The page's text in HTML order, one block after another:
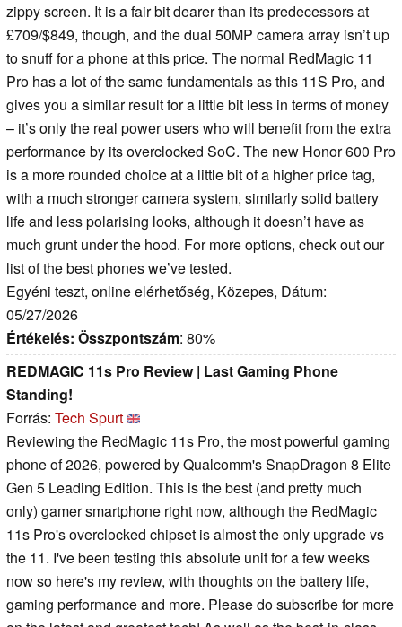
zippy screen. It is a fair bit dearer than its predecessors at
£709/$849, though, and the dual 50MP camera array isn’t up
to snuff for a phone at this price. The normal RedMagic 11
Pro has a lot of the same fundamentals as this 11S Pro, and
gives you a similar result for a little bit less in terms of money
– it’s only the real power users who will benefit from the extra
performance by its overclocked SoC. The new Honor 600 Pro
is a more rounded choice at a little bit of a higher price tag,
with a much stronger camera system, similarly solid battery
life and less polarising looks, although it doesn’t have as
much grunt under the hood. For more options, check out our
list of the best phones we’ve tested.
Egyéni teszt, online elérhetőség, Közepes, Dátum:
05/27/2026
Értékelés: Összpontszám: 80%
REDMAGIC 11s Pro Review | Last Gaming Phone
Standing!
Forrás: Tech Spurt
Reviewing the RedMagic 11s Pro, the most powerful gaming
phone of 2026, powered by Qualcomm's SnapDragon 8 Elite
Gen 5 Leading Edition. This is the best (and pretty much
only) gamer smartphone right now, although the RedMagic
11s Pro's overclocked chipset is almost the only upgrade vs
the 11. I've been testing this absolute unit for a few weeks
now so here's my review, with thoughts on the battery life,
gaming performance and more. Please do subscribe for more